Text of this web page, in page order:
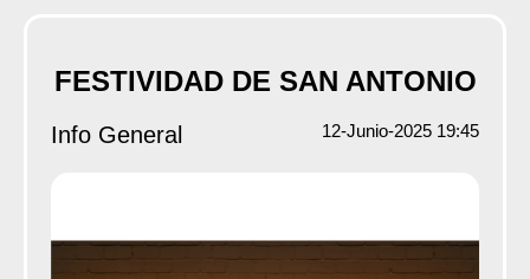
FESTIVIDAD DE SAN ANTONIO
Info General 12-Junio-2025 19:45